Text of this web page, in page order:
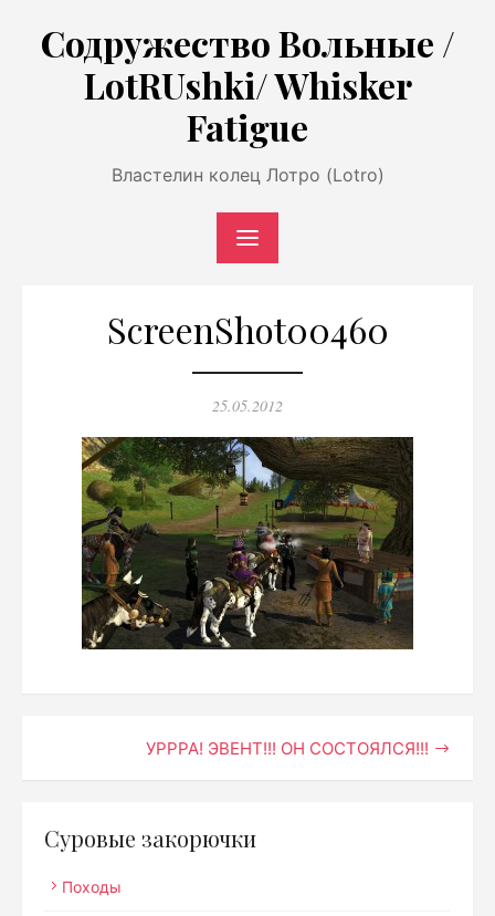
содержимому
Содружество Вольные /
LotRUshki/ Whisker
Fatigue
Властелин колец Лотро (Lotro)
ScreenShot00460
Опубликовано
25.05.2012
Навигация
записям
УРРРА! ЭВЕНТ!!! ОН СОСТОЯЛСЯ!!!
Суровые закорючки
Походы